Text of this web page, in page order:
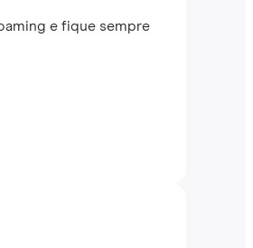
e fique sempre